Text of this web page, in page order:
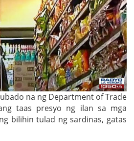
na ng Department of Trade
taas presyo ng ilan sa mga
bilihin tulad ng sardinas, gatas